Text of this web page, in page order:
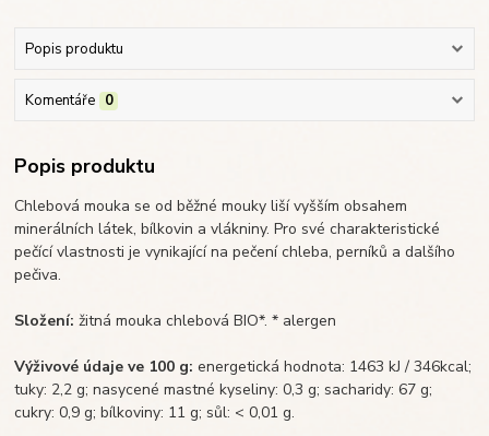
Popis produktu
Komentáře 0
Popis produktu
Chlebová mouka se od běžné mouky liší vyšším obsahem
minerálních látek, bílkovin a vlákniny. Pro své charakteristické
pečící vlastnosti je vynikající na pečení chleba, perníků a dalšího
pečiva.
Složení: žitná mouka chlebová BIO*. * alergen
Výživové údaje ve 100 g: energetická hodnota: 1463 kJ / 346kcal;
tuky: 2,2 g; nasycené mastné kyseliny: 0,3 g; sacharidy: 67 g;
cukry: 0,9 g; bílkoviny: 11 g; sůl: < 0,01 g.